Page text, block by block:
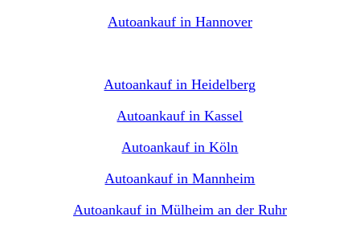
Autoankauf in Hannover
Autoankauf in Heidelberg
Autoankauf in Kassel
Autoankauf in Köln
Autoankauf in Mannheim
Autoankauf in Mülheim an der Ruhr